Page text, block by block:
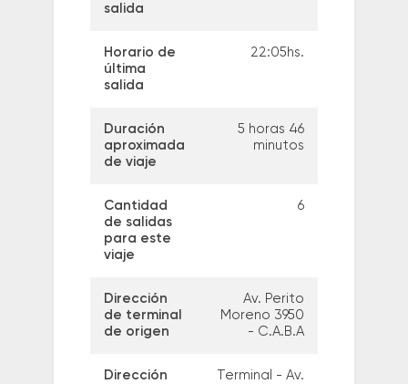
salida
Horario de
última
salida
22:05hs.
Duración
aproximada
de viaje
5 horas 46
minutos
Cantidad
de salidas
para este
viaje
6
Dirección
de terminal
de origen
Av. Perito
Moreno 3950
- C.A.B.A
Dirección
Terminal - Av.